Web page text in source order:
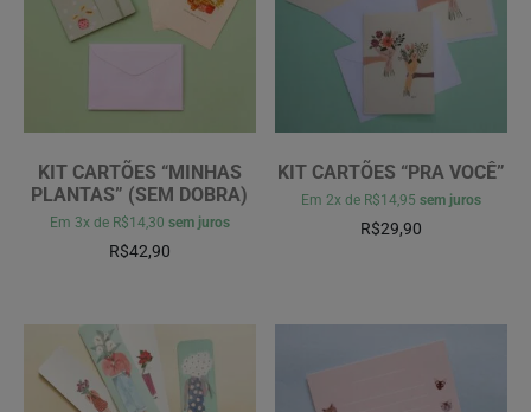
KIT CARTÕES “MINHAS
PLANTAS” (SEM DOBRA)
Em 3x de R$14,30 sem juros
R$42,90
KIT CARTÕES “PRA VOCÊ”
Em2x de R$14,95 sem juros
R$29,90